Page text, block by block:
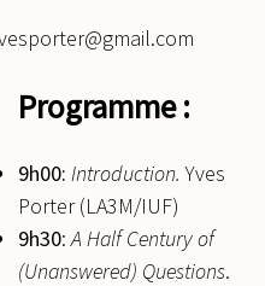
Programme :
9h00: Introduction. Yves
Porter (LA3M/IUF)
9h30:A Half Century of
(Unanswered) Questions.